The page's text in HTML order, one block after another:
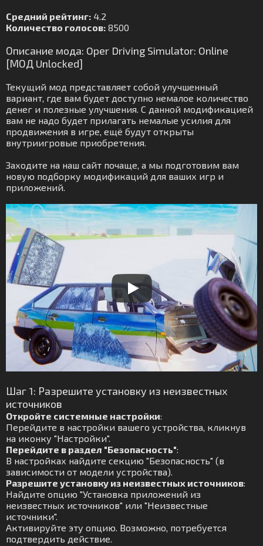
Средний рейтинг: 4.2
Количество голосов: 8500
Описание мода: Oper Driving Simulator: Online
[МОД Unlocked]
Текущий мод представляет собой улучшенный
вариант, где вам будет доступно немалое количество
денег и полезные улучшения. С данной модификацией
вам не надо будет прилагать немалые усилия для
продвижения в игре, ещё будут открыты
внутриигровые приобретения.
Заходите на наш сайт почаще, а мы подготовим вам
новую подборку модификаций для ваших игр и
приложений.
Шаг 1: Разрешите установку из неизвестных
источников
Откройте системные настройки:
Перейдите в настройки вашего устройства, кликнув
на иконку "Настройки".
Перейдите в раздел "Безопасность":
В настройках найдите секцию "Безопасность" (в
зависимости от модели устройства).
Разрешите установку из неизвестных источников:
Найдите опцию "Установка приложений из
неизвестных источников" или "Неизвестные
источники".
Активируйте эту опцию. Возможно, потребуется
подтвердить действие.